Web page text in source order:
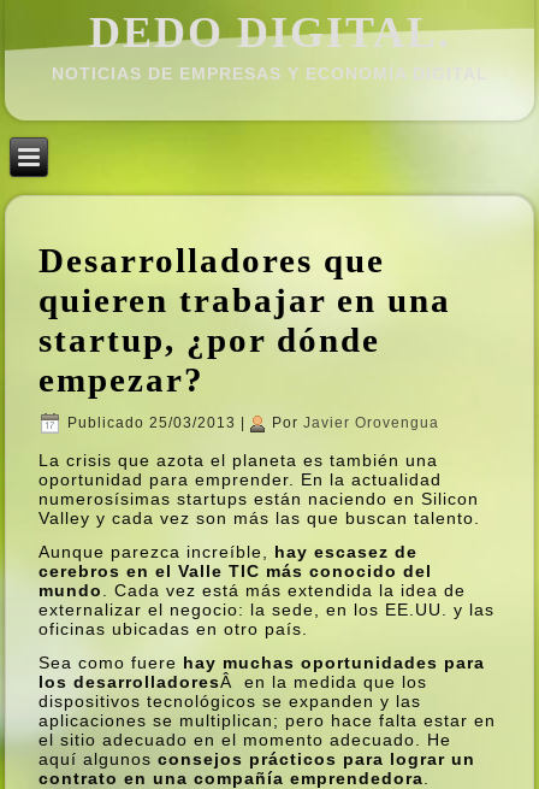
DEDO DIGITAL.
NOTICIAS DE EMPRESAS Y ECONOMÍ­A DIGITAL
Desarrolladores que
quieren trabajar en una
startup, ¿por dónde
empezar?
Publicado 25/03/2013 Por Javier Orovengua
La crisis que azota el planeta es también una
oportunidad para emprender. En la actualidad
numerosí­simas startups están naciendo en Silicon
Valley y cada vez son más las que buscan talento.
Aunque parezca increí­ble,
hay escasez de
cerebros en el Valle TIC más conocido del
mundo
. Cada vez está más extendida la idea de
externalizar el negocio: la sede, en los EE.UU. y las
oficinas ubicadas en otro paí­s.
Sea como fuere hay muchas oportunidades para
los desarrolladoresÂ en la medida que los
dispositivos tecnológicos se expanden y las
aplicaciones se multiplican; pero hace falta estar en
el sitio adecuado en el momento adecuado. He
aquí­ algunosconsejos prácticos para lograr un
contrato en una compañí­a emprendedora